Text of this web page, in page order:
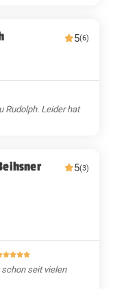
5(6)
Rudolph. Leider hat
5(3)
seit vielen